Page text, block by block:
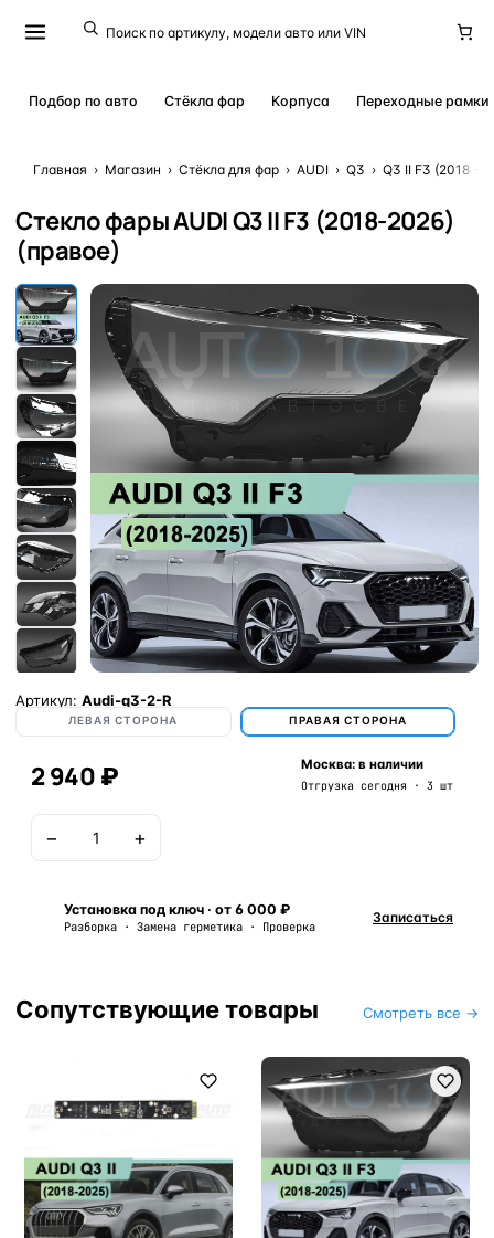
Подбор по авто Стёкла фар Корпуса Переходные рамки
Главная › Магазин › Стёкла для фар › AUDI › Q3 › Q3 II F3 (2018 -
Стекло фары AUDI Q3 II F3 (2018-2026)
(правое)
Артикул: Audi-q3-2-R
ЛЕВАЯ СТОРОНА ПРАВАЯ СТОРОНА
2 940 ₽ Москва: в наличии
Отгрузка сегодня · 3 шт
− +
Установка под ключ · от 6 000 ₽
Разборка · Замена герметика · Проверка
Записаться
Сопутствующие товары Смотреть все →